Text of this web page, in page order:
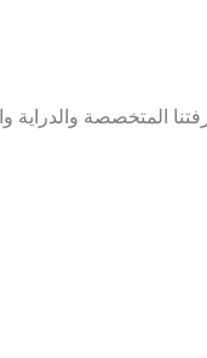
عملنا في المقام الأول على